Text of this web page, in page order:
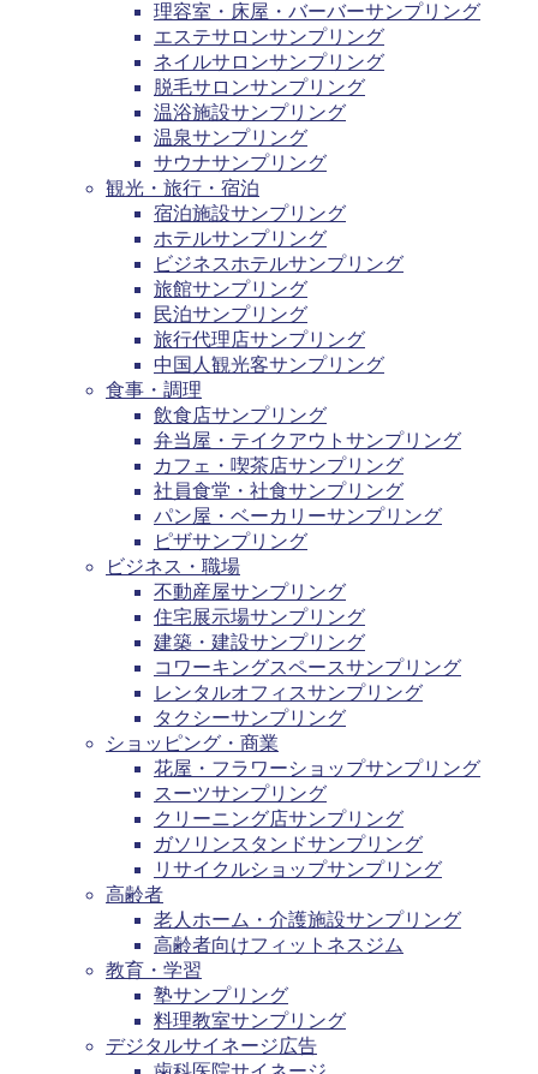
理容室・床屋・バーバーサンプリング
エステサロンサンプリング
ネイルサロンサンプリング
脱毛サロンサンプリング
温浴施設サンプリング
温泉サンプリング
サウナサンプリング
観光・旅行・宿泊
宿泊施設サンプリング
ホテルサンプリング
ビジネスホテルサンプリング
旅館サンプリング
民泊サンプリング
旅行代理店サンプリング
中国人観光客サンプリング
食事・調理
飲食店サンプリング
弁当屋・テイクアウトサンプリング
カフェ・喫茶店サンプリング
社員食堂・社食サンプリング
パン屋・ベーカリーサンプリング
ピザサンプリング
ビジネス・職場
不動産屋サンプリング
住宅展示場サンプリング
建築・建設サンプリング
コワーキングスペースサンプリング
レンタルオフィスサンプリング
タクシーサンプリング
ショッピング・商業
花屋・フラワーショップサンプリング
スーツサンプリング
クリーニング店サンプリング
ガソリンスタンドサンプリング
リサイクルショップサンプリング
高齢者
老人ホーム・介護施設サンプリング
高齢者向けフィットネスジム
教育・学習
塾サンプリング
料理教室サンプリング
デジタルサイネージ広告